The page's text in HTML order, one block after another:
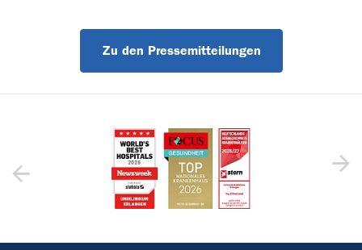
Zu den Pressemitteilungen